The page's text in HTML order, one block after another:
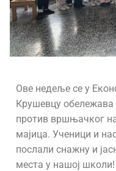
Ове недеље се у
Крушевцу
против вршњачког
мајица. Ученици и
послали снажну и
места у нашој школи!